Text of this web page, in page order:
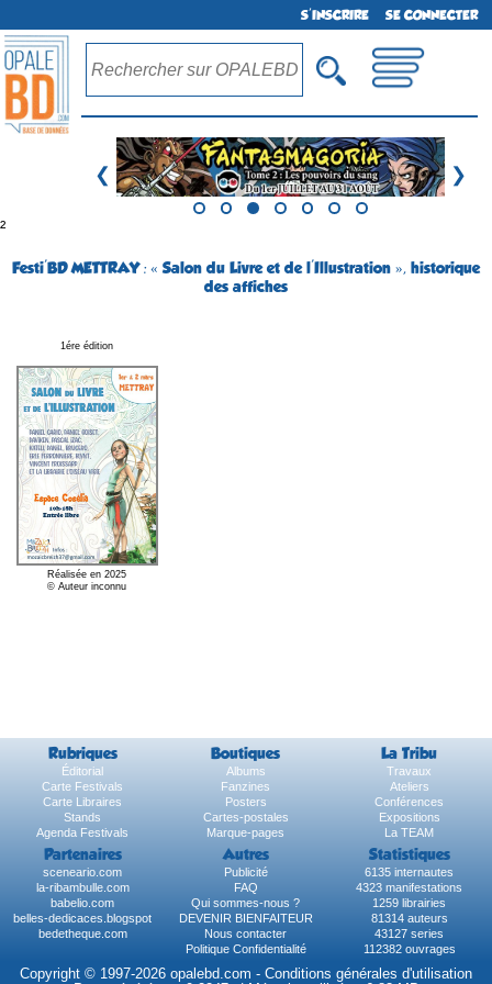
S'INSCRIRE SE CONNECTER
❮ ❯
²
Festi'BD METTRAY : « Salon du Livre et de l'Illustration », historique
des affiches
1ére édition
Réalisée en 2025
© Auteur inconnu
Rubriques Boutiques La Tribu
Éditorial Albums
Travaux
Carte Festivals
Fanzines
Ateliers
Carte Libraires
Posters
Conférences
Stands
Cartes-postales
Expositions
Agenda Festivals
Marque-pages La TEAM
Partenaires Autres Statistiques
sceneario.com Publicité
6135 internautes
la-ribambulle.com
FAQ
4323 manifestations
babelio.com
Qui sommes-nous ?
1259 librairies
belles-dedicaces.blogspot
DEVENIR BIENFAITEUR
81314 auteurs
bedetheque.com
Nous contacter
43127 series
Politique Confidentialité
112382 ouvrages
Copyright © 1997-2026 opalebd.com - Conditions générales d'utilisation